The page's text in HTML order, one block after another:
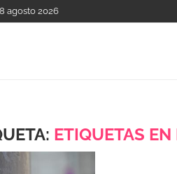
agosto 2026
ETIQUETAS